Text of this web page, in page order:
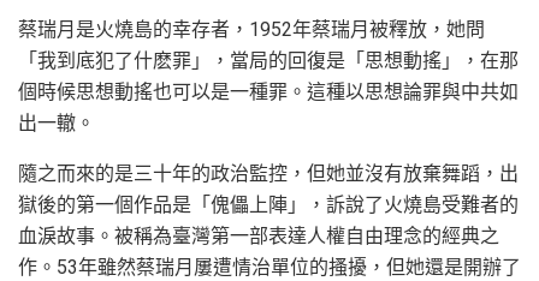
蔡瑞月是火燒島的幸存者，1952年蔡瑞月被釋放，她問
「我到底犯了什麽罪」，當局的回復是「思想動搖」，在那
個時候思想動搖也可以是一種罪。這種以思想論罪與中共如
出一轍。
隨之而來的是三十年的政治監控，但她並沒有放棄舞蹈，出
獄後的第一個作品是「傀儡上陣」，訴說了火燒島受難者的
血淚故事。被稱為臺灣第一部表達人權自由理念的經典之
作。53年雖然蔡瑞月屢遭情治單位的搔擾，但她還是開辦了